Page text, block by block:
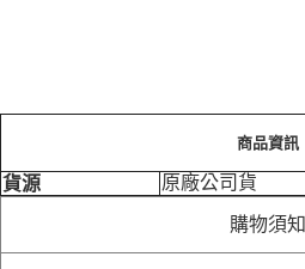
商品資訊
貨源 原廠公司貨
購物須知